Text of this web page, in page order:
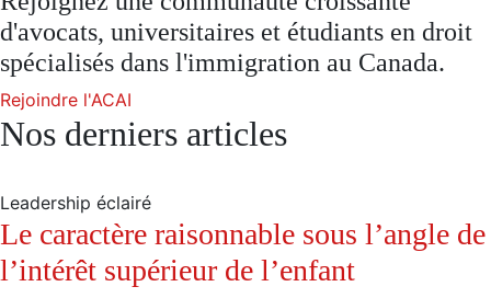
d'avocats, universitaires et étudiants en droit
spécialisés dans l'immigration au Canada.
Rejoindre l'ACAI
Nos derniers articles
Leadership éclairé
Le caractère raisonnable sous l’angle de
l’intérêt supérieur de l’enfant